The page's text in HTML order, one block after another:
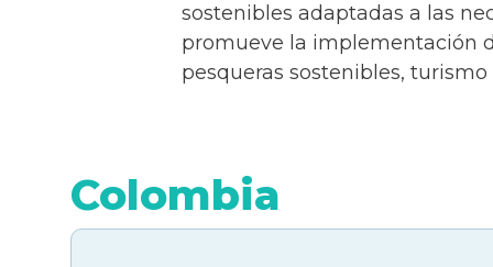
sostenibles adaptadas a las
promueve la implementación
pesqueras sostenibles,
Colombia